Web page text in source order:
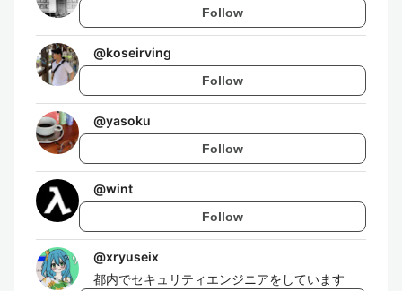
Follow
@koseirving
Follow
@yasoku
Follow
@wint
Follow
@xryuseix
都内でセキュリティエンジニアをしています